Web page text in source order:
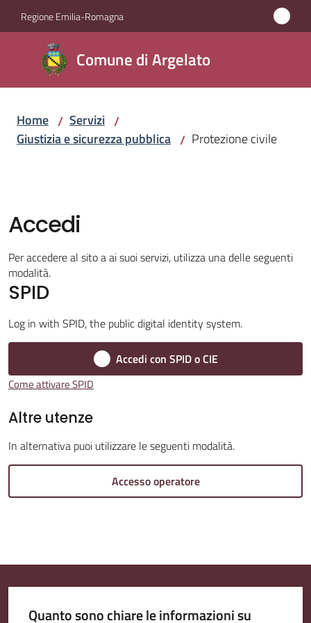
Vai al contenuto
Vai alla navigazione
Vai al footer
Regione Emilia-Romagna
Comune di Argelato
Comune
di
Argelato
Servizi
Menu selezionato
Vivere
Argelato
Amministrazione
Tutti
Home / Servizi /
Giustizia e sicurezza pubblica / Protezione civile
Accedi
Per accedere al sito a ai suoi servizi, utilizza una delle seguenti
modalità.
SPID
Log in with SPID, the public digital identity system.
Accedi con SPID o CIE
Come attivare SPID
Altre utenze
In alternativa puoi utilizzare le seguenti modalità.
Accesso operatore
Quanto sono chiare le informazioni su